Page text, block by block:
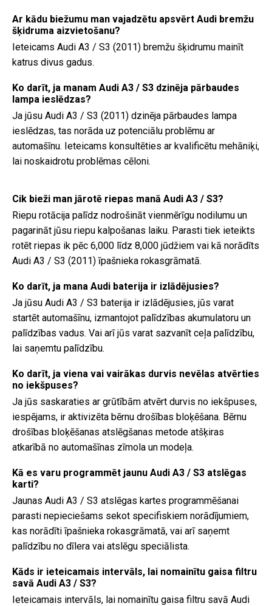
Ar kādu biežumu man vajadzētu apsvērt Audi bremžu
šķidruma aizvietošanu?
Ieteicams Audi A3 / S3 (2011) bremžu šķidrumu mainīt
katrus divus gadus.
Ko darīt, ja manam Audi A3 / S3 dzinēja pārbaudes
lampa ieslēdzas?
Ja jūsu Audi A3 / S3 (2011) dzinēja pārbaudes lampa
ieslēdzas, tas norāda uz potenciālu problēmu ar
automašīnu. Ieteicams konsultēties ar kvalificētu mehāniķi,
lai noskaidrotu problēmas cēloni.
Cik bieži man jārotē riepas manā Audi A3 / S3?
Riepu rotācija palīdz nodrošināt vienmērīgu nodilumu un
pagarināt jūsu riepu kalpošanas laiku. Parasti tiek ieteikts
rotēt riepas ik pēc 6,000 līdz 8,000 jūdžiem vai kā norādīts
Audi A3 / S3 (2011) īpašnieka rokasgrāmatā.
Ko darīt, ja mana Audi baterija ir izlādējusies?
Ja jūsu Audi A3 / S3 baterija ir izlādējusies, jūs varat
startēt automašīnu, izmantojot palīdzības akumulatoru un
palīdzības vadus. Vai arī jūs varat sazvanīt ceļa palīdzību,
lai saņemtu palīdzību.
Ko darīt, ja viena vai vairākas durvis nevēlas atvērties
no iekšpuses?
Ja jūs saskaraties ar grūtībām atvērt durvis no iekšpuses,
iespējams, ir aktivizēta bērnu drošības bloķēšana. Bērnu
drošības bloķēšanas atslēgšanas metode atšķiras
atkarībā no automašīnas zīmola un modeļa.
Kā es varu programmēt jaunu Audi A3 / S3 atslēgas
karti?
Jaunas Audi A3 / S3 atslēgas kartes programmēšanai
parasti nepieciešams sekot specifiskiem norādījumiem,
kas norādīti īpašnieka rokasgrāmatā, vai arī saņemt
palīdzību no dīlera vai atslēgu speciālista.
Kāds ir ieteicamais intervāls, lai nomainītu gaisa filtru
savā Audi A3 / S3?
Ieteicamais intervāls, lai nomainītu gaisa filtru savā Audi